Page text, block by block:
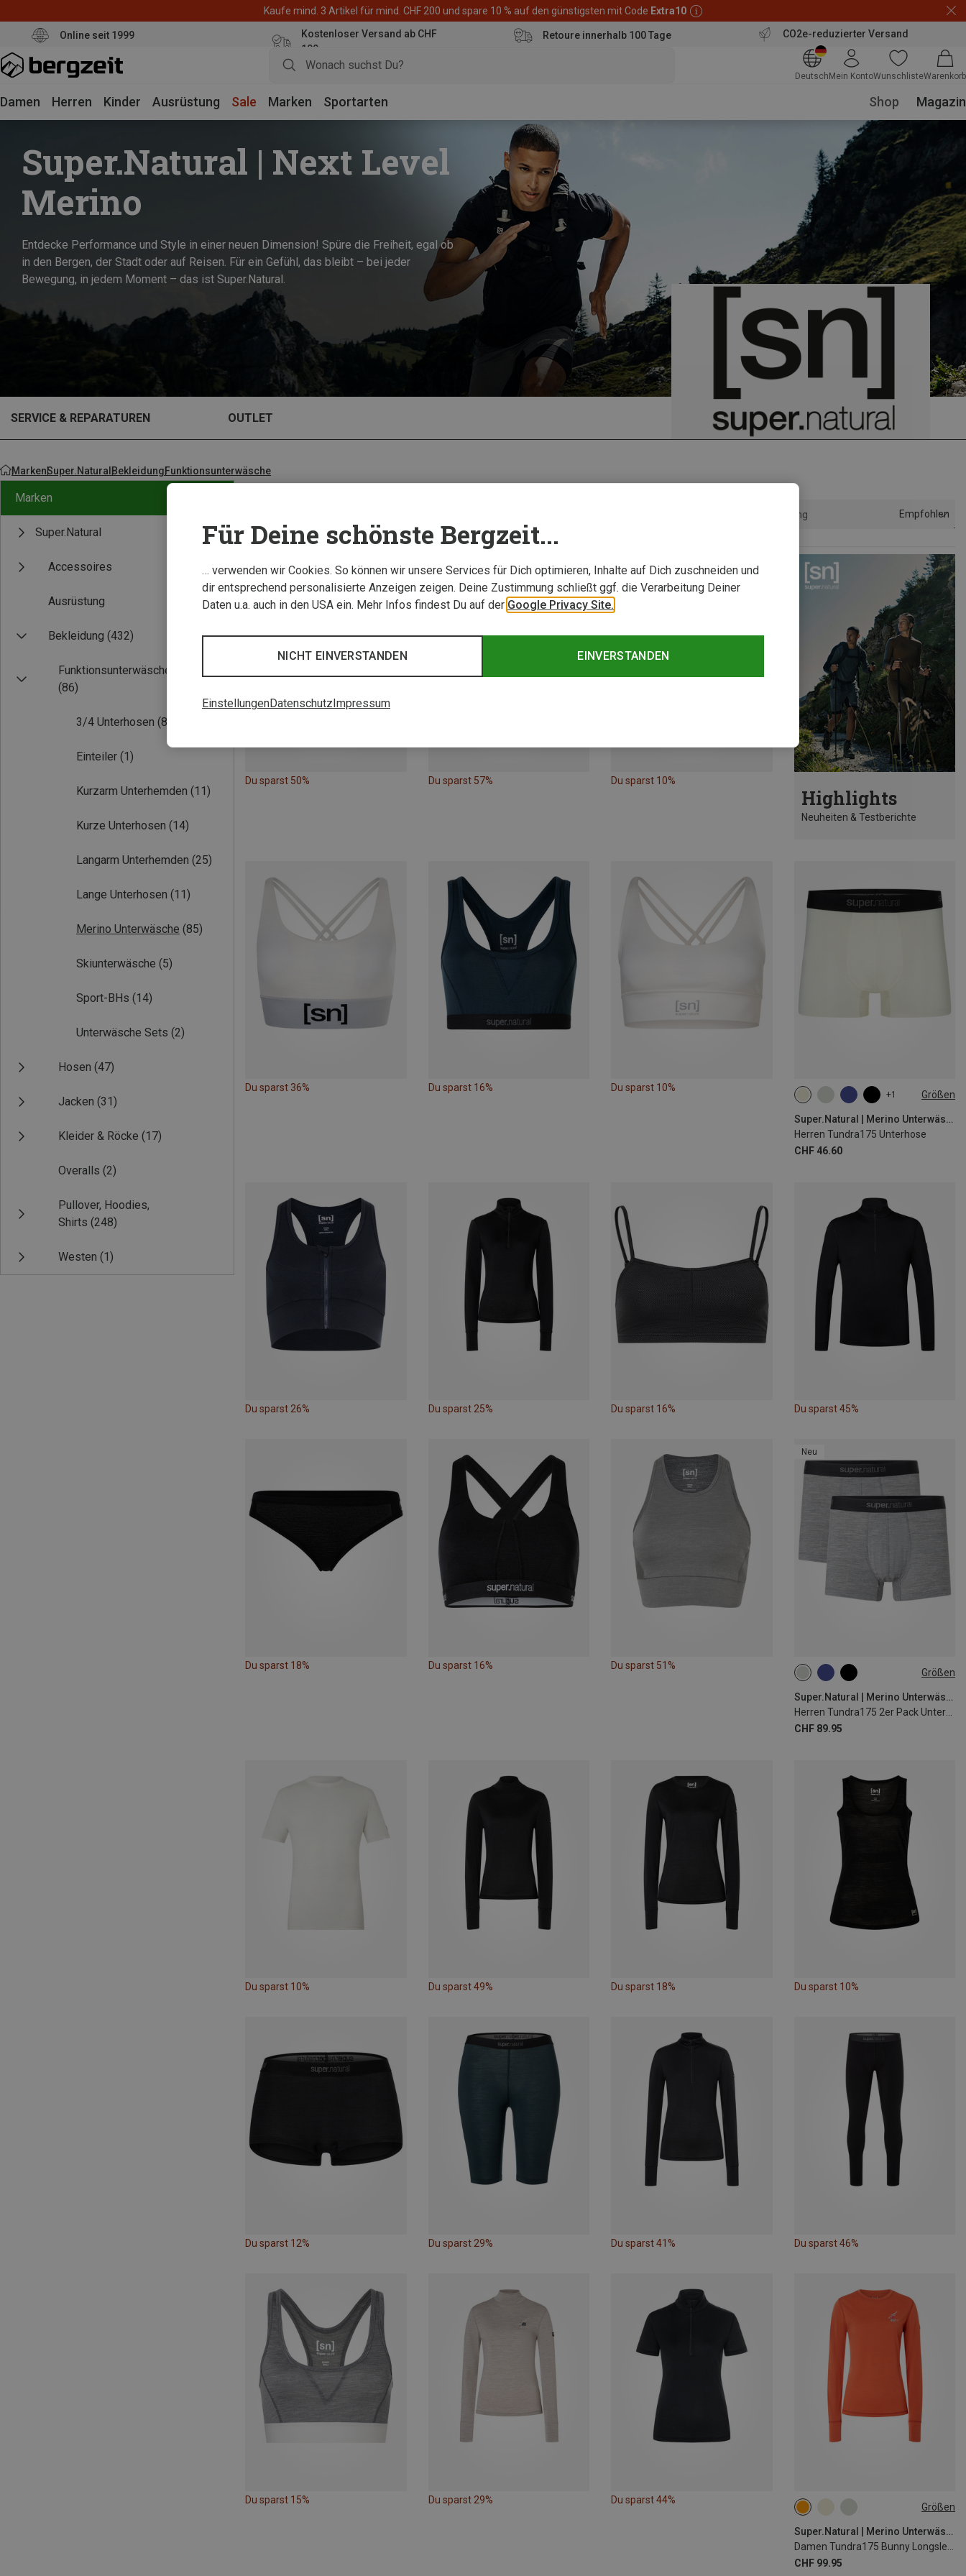
Kaufe mind. 3 Artikel für mind. CHF 200 und spare 10 % auf den günstigsten mit Code Extra10
Online seit 1999
Kostenloser Versand ab CHF
100
Retoure innerhalb 100 Tage CO2e-reduzierter Versand
Deutsch Mein KontoWunschlisteWarenkorb
Damen Herren Kinder Ausrüstung Sale Marken Sportarten Shop Magazin
Super.Natural | Next Level
Merino
Entdecke Performance und Style in einer neuen Dimension! Spüre die Freiheit, egal ob
in den Bergen, der Stadt oder auf Reisen. Für ein Gefühl, das bleibt – bei jeder
Bewegung, in jedem Moment – das ist Super.Natural.
SERVICE & REPARATUREN OUTLET
MarkenSuper.NaturalBekleidungFunktionsunterwäsche
Marken
Super.Natural
Accessoires
Ausrüstung
Bekleidung (432)
Funktionsunterwäsche
(86)
3/4 Unterhosen (8)
Einteiler (1)
Kurzarm Unterhemden (11)
Kurze Unterhosen (14)
Langarm Unterhemden (25)
Lange Unterhosen (11)
Merino Unterwäsche (85)
Skiunterwäsche (5)
Sport-BHs (14)
Unterwäsche Sets (2)
Hosen (47)
Jacken (31)
Kleider & Röcke (17)
Overalls (2)
Pullover, Hoodies,
Shirts (248)
Westen (1)
Sortierung Empfohlen
Du sparst 50% Du sparst 57% Du sparst 10%
Highlights
Neuheiten & Testberichte
Du sparst 36% Du sparst 16% Du sparst 10%
+1 Größen
Super.Natural | Merino Unterwäsche
Herren Tundra175 Unterhose
CHF 46.60
S M L XL
Du sparst 26% Du sparst 25% Du sparst 16% Du sparst 45%
Du sparst 18% Du sparst 16% Du sparst 51%
Neu
Größen
Super.Natural | Merino Unterwäsche
Herren Tundra175 2er Pack Unterhosen
CHF 89.95
S M L
Du sparst 10% Du sparst 49% Du sparst 18% Du sparst 10%
Du sparst 12% Du sparst 29% Du sparst 41% Du sparst 46%
Du sparst 15% Du sparst 29% Du sparst 44%
Größen
Super.Natural | Merino Unterwäsche
Damen Tundra175 Bunny Longsleeve
CHF 99.95
S L
Für Deine schönste Bergzeit...
… verwenden wir Cookies. So können wir unsere Services für Dich optimieren, Inhalte auf Dich zuschneiden und
dir entsprechend personalisierte Anzeigen zeigen. Deine Zustimmung schließt ggf. die Verarbeitung Deiner
Daten u.a. auch in den USA ein. Mehr Infos findest Du auf der Google Privacy Site.
EINVERSTANDEN
NICHT EINVERSTANDEN
EinstellungenDatenschutzImpressum